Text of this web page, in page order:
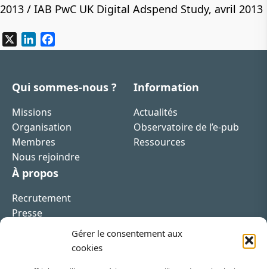
Gérer le consentement aux
cookies
2013 / IAB PwC UK Digital Adspend Study, avril 2013
LinkedIn
Qui sommes-nous ?
Missions
Organisation
Membres
Nous rejoindre
Information
Actualités
Observatoire de l’e-pub
Ressources
À propos
Recrutement
Presse